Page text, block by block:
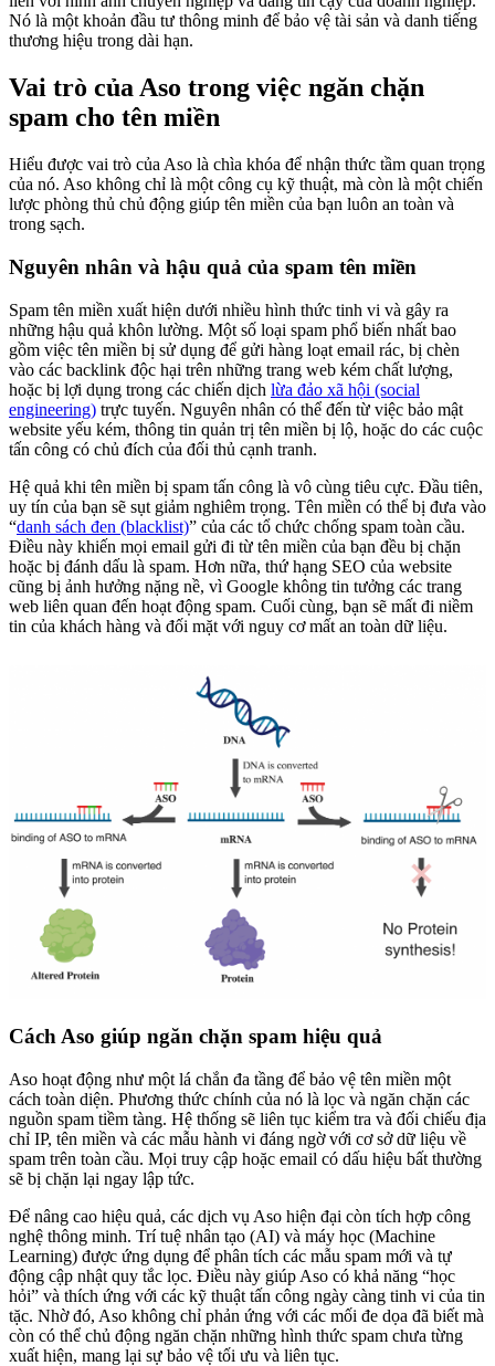
Nó là một khoản đầu tư thông minh để bảo vệ tài sản và danh tiếng
thương hiệu trong dài hạn.
Vai trò của Aso trong việc ngăn chặn
spam cho tên miền
Hiểu được vai trò của Aso là chìa khóa để nhận thức tầm quan trọng
của nó. Aso không chỉ là một công cụ kỹ thuật, mà còn là một chiến
lược phòng thủ chủ động giúp tên miền của bạn luôn an toàn và
trong sạch.
Nguyên nhân và hậu quả của spam tên miền
Spam tên miền xuất hiện dưới nhiều hình thức tinh vi và gây ra
những hậu quả khôn lường. Một số loại spam phổ biến nhất bao
gồm việc tên miền bị sử dụng để gửi hàng loạt email rác, bị chèn
vào các backlink độc hại trên những trang web kém chất lượng,
hoặc bị lợi dụng trong các chiến dịch lừa đảo xã hội (social
engineering) trực tuyến. Nguyên nhân có thể đến từ việc bảo mật
website yếu kém, thông tin quản trị tên miền bị lộ, hoặc do các cuộc
tấn công có chủ đích của đối thủ cạnh tranh.
Hệ quả khi tên miền bị spam tấn công là vô cùng tiêu cực. Đầu tiên,
uy tín của bạn sẽ sụt giảm nghiêm trọng. Tên miền có thể bị đưa vào
“danh sách đen (blacklist)” của các tổ chức chống spam toàn cầu.
Điều này khiến mọi email gửi đi từ tên miền của bạn đều bị chặn
hoặc bị đánh dấu là spam. Hơn nữa, thứ hạng SEO của website
cũng bị ảnh hưởng nặng nề, vì Google không tin tưởng các trang
web liên quan đến hoạt động spam. Cuối cùng, bạn sẽ mất đi niềm
tin của khách hàng và đối mặt với nguy cơ mất an toàn dữ liệu.
Cách Aso giúp ngăn chặn spam hiệu quả
Aso hoạt động như một lá chắn đa tầng để bảo vệ tên miền một
cách toàn diện. Phương thức chính của nó là lọc và ngăn chặn các
nguồn spam tiềm tàng. Hệ thống sẽ liên tục kiểm tra và đối chiếu địa
chỉ IP, tên miền và các mẫu hành vi đáng ngờ với cơ sở dữ liệu về
spam trên toàn cầu. Mọi truy cập hoặc email có dấu hiệu bất thường
sẽ bị chặn lại ngay lập tức.
Để nâng cao hiệu quả, các dịch vụ Aso hiện đại còn tích hợp công
nghệ thông minh. Trí tuệ nhân tạo (AI) và máy học (Machine
Learning) được ứng dụng để phân tích các mẫu spam mới và tự
động cập nhật quy tắc lọc. Điều này giúp Aso có khả năng “học
hỏi” và thích ứng với các kỹ thuật tấn công ngày càng tinh vi của tin
tặc. Nhờ đó, Aso không chỉ phản ứng với các mối đe dọa đã biết mà
còn có thể chủ động ngăn chặn những hình thức spam chưa từng
xuất hiện, mang lại sự bảo vệ tối ưu và liên tục.